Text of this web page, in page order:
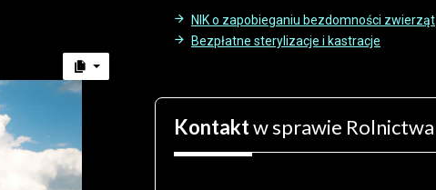
NIK o zapobieganiu bezdomności zwierząt
Bezpłatne sterylizacje i kastracje
Kontaktw sprawie Rolnictwa